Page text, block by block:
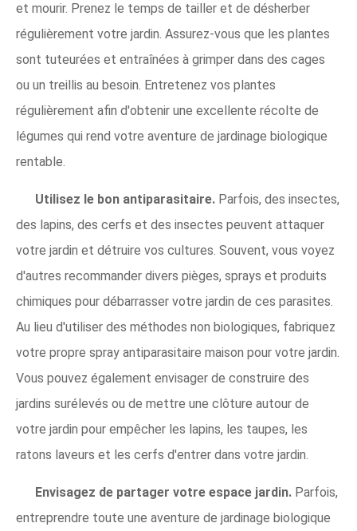
et mourir. Prenez le temps de tailler et de désherber
régulièrement votre jardin. Assurez-vous que les plantes
sont tuteurées et entraînées à grimper dans des cages
ou un treillis au besoin. Entretenez vos plantes
régulièrement afin d'obtenir une excellente récolte de
légumes qui rend votre aventure de jardinage biologique
rentable.
Utilisez le bon antiparasitaire. Parfois, des insectes,
des lapins, des cerfs et des insectes peuvent attaquer
votre jardin et détruire vos cultures. Souvent, vous voyez
d'autres recommander divers pièges, sprays et produits
chimiques pour débarrasser votre jardin de ces parasites.
Au lieu d'utiliser des méthodes non biologiques, fabriquez
votre propre spray antiparasitaire maison pour votre jardin.
Vous pouvez également envisager de construire des
jardins surélevés ou de mettre une clôture autour de
votre jardin pour empêcher les lapins, les taupes, les
ratons laveurs et les cerfs d'entrer dans votre jardin.
Envisagez de partager votre espace jardin. Parfois,
entreprendre toute une aventure de jardinage biologique